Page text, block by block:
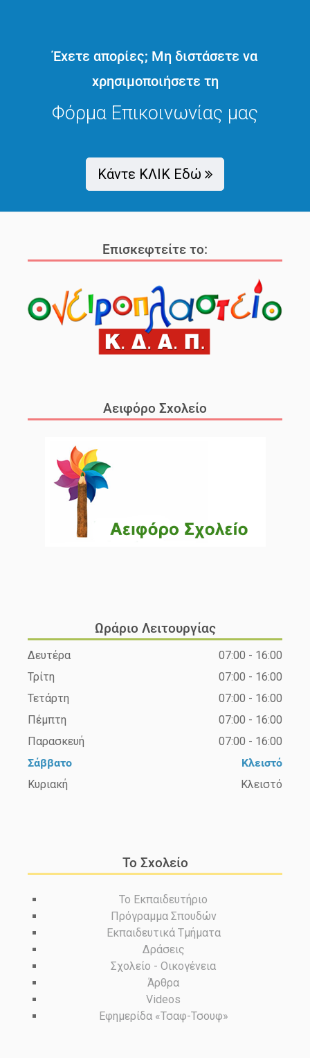
Έχετε απορίες; Μη διστάσετε να
χρησιμοποιήσετε τη
Φόρμα Επικοινωνίας μας
Κάντε ΚΛΙΚ Εδώ
Επισκεφτείτε το:
Αειφόρο Σχολείο
Ωράριο Λειτουργίας
Δευτέρα
07:00 - 16:00
Τρίτη
07:00 - 16:00
Τετάρτη
07:00 - 16:00
Πέμπτη
07:00 - 16:00
Παρασκευή
07:00 - 16:00
Σάββατο
Κλειστό
Κυριακή
Κλειστό
Το Σχολείο
Το Εκπαιδευτήριο
Πρόγραμμα Σπουδών
Εκπαιδευτικά Τμήματα
Δράσεις
Σχολείο - Οικογένεια
Άρθρα
Videos
Εφημερίδα «Τσαφ-Τσουφ»